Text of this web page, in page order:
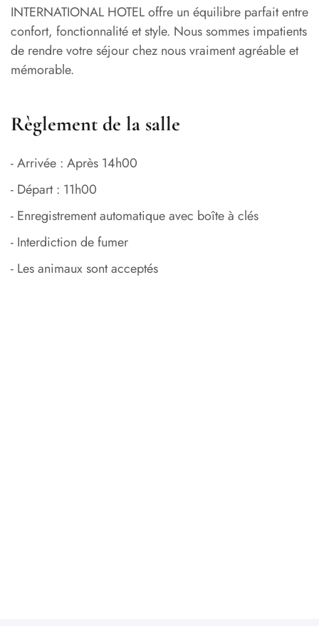
INTERNATIONAL HOTEL offre un équilibre parfait entre
confort, fonctionnalité et style. Nous sommes impatients
de rendre votre séjour chez nous vraiment agréable et
mémorable.
Règlement de la salle
- Arrivée : Après 14h00
- Départ : 11h00
- Enregistrement automatique avec boîte à clés
- Interdiction de fumer
- Les animaux sont acceptés